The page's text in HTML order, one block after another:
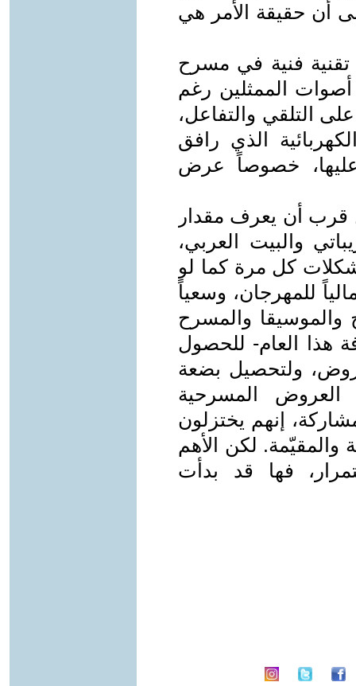
أن حقيقة الأمر هي
فنية في مسرح
أصوات الممثلين رغم
التلقي والتفاعل،
الذي رافق
خصوصاً عرض
قرب أن يعرف مقدار
والبيت العربي،
كل مرة كما لو
للمهرجان، وسعياً
والموسيقا والمسرح
هذا العام- للحصول
ولتحصيل بضعة
العروض المسرحية
إنهم يختزلون
لكن الأهم
فها قد بدأت